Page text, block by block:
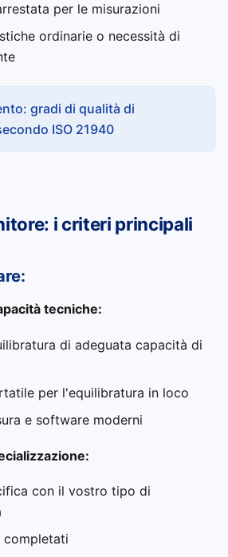
per le misurazioni
ordinarie o necessità di
gradi di qualità di
ISO 21940
i criteri principali
tecniche:
di adeguata capacità di
per l'equilibratura in loco
e software moderni
con il vostro tipo di
completati